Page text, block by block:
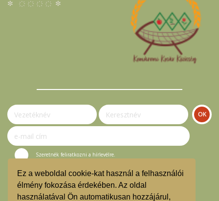
Ez a weboldal cookie-kat használ a felhasználói
élmény fokozása érdekében. Az oldal
használatával Ön automatikusan hozzájárul,
✼ ҉ ҉ ҉ ҉ ✼
Szeretnék feliratkozni a hírlevélre.
© Komáromi Kosár Közösség 2023.
Vásárlási útmutató